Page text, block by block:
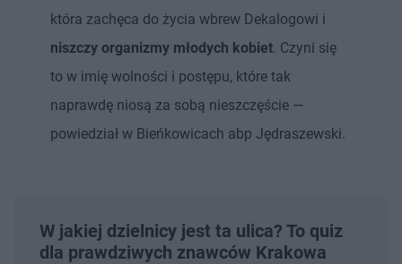
która zachęca do życia wbrew Dekalogowi i
niszczy organizmy młodych kobiet. Czyni się
to w imię wolności i postępu, które tak
naprawdę niosą za sobą nieszczęście —
powiedział w Bieńkowicach abp Jędraszewski.
W jakiej dzielnicy jest ta ulica? To quiz
dla prawdziwych znawców Krakowa